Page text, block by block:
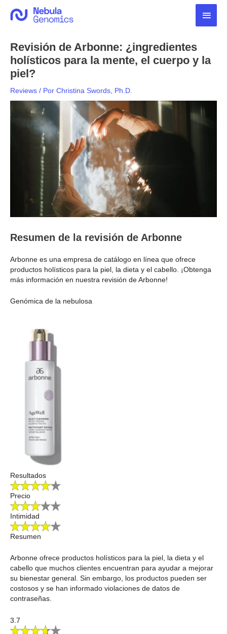
Revisión de Arbonne: ¿ingredientes
holísticos para la mente, el cuerpo y la
piel?
Reviews / Por Christina Swords, Ph.D.
Resumen de la revisión de Arbonne
Arbonne es una empresa de catálogo en línea que ofrece
productos holísticos para la piel, la dieta y el cabello. ¡Obtenga
más información en nuestra revisión de Arbonne!
Genómica de la nebulosa
Resultados
Precio
Intimidad
Resumen
Arbonne ofrece productos holísticos para la piel, la dieta y el
cabello que muchos clientes encuentran para ayudar a mejorar
su bienestar general. Sin embargo, los productos pueden ser
costosos y se han informado violaciones de datos de
contraseñas.
3.7